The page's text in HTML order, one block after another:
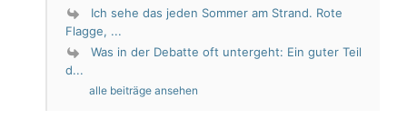
Ich sehe das jeden Sommer am Strand. Rote
Flagge, ...
Was in der Debatte oft untergeht: Ein guter Teil
d...
alle beiträge ansehen